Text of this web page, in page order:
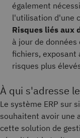
également
l'utilisation d'une
Risques liés aux
à jour de
fichiers, exposant
risques plus
À qui s'adresse
Le système ERP sur
souhaitent avoir une
cette solution de